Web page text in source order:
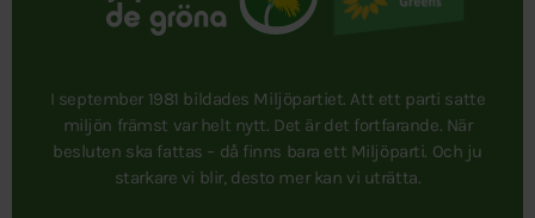
I september 1981 bildades Miljöpartiet. Att ett parti satte
miljön främst var helt nytt. Det är det fortfarande. När
besluten ska fattas – då finns bara ett Miljöparti. Och ju
starkare vi blir, desto mer kan vi uträtta.